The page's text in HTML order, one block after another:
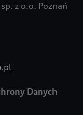
z o.o. Poznań
Danych